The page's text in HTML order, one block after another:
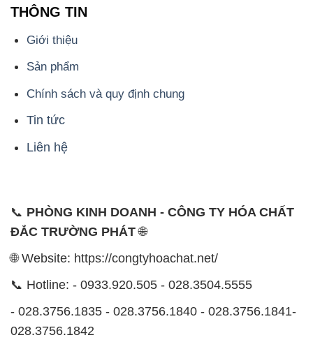
THÔNG TIN
Giới thiệu
Sản phẩm
Chính sách và quy định chung
Tin tức
Liên hệ
📞 PHÒNG KINH DOANH - CÔNG TY HÓA CHẤT
ĐẮC TRƯỜNG PHÁT🌐
🌐 Website: https://congtyhoachat.net/
📞 Hotline: - 0933.920.505 - 028.3504.5555
- 028.3756.1835 - 028.3756.1840 - 028.3756.1841-
028.3756.1842